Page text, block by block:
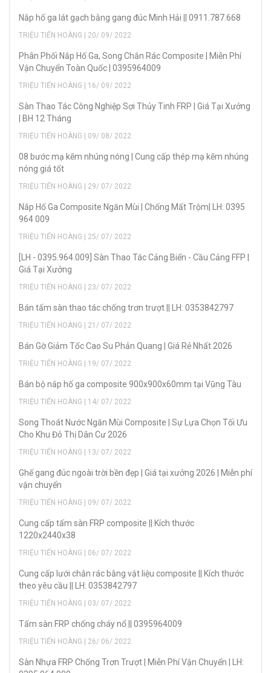
Nắp hố ga lát gạch bằng gang đúc Minh Hải || 0911.787.668
TRIỆU TIẾN HOÀNG | 20/ 09/ 2022
Phân Phối Nắp Hố Ga, Song Chắn Rác Composite | Miễn Phí
Vận Chuyển Toàn Quốc | 0395964009
TRIỆU TIẾN HOÀNG | 16/ 09/ 2022
Sàn Thao Tác Công Nghiệp Sợi Thủy Tinh FRP | Giá Tại Xưởng
| BH 12 Tháng
TRIỆU TIẾN HOÀNG | 09/ 08/ 2022
08 bước mạ kẽm nhúng nóng | Cung cấp thép mạ kẽm nhúng
nóng giá tốt
TRIỆU TIẾN HOÀNG | 29/ 07/ 2022
Nắp Hố Ga Composite Ngăn Mùi | Chống Mất Trộm| LH: 0395
964 009
TRIỆU TIẾN HOÀNG | 25/ 07/ 2022
[LH - 0395.964.009] Sàn Thao Tác Cảng Biển - Cầu Cảng FFP |
Giá Tại Xưởng
TRIỆU TIẾN HOÀNG | 23/ 07/ 2022
Bán tấm sàn thao tác chống trơn trượt || LH: 0353842797
TRIỆU TIẾN HOÀNG | 21/ 07/ 2022
Bán Gờ Giảm Tốc Cao Su Phản Quang | Giá Rẻ Nhất 2026
TRIỆU TIẾN HOÀNG | 19/ 07/ 2022
Bán bộ nắp hố ga composite 900x900x60mm tại Vũng Tàu
TRIỆU TIẾN HOÀNG | 14/ 07/ 2022
Song Thoát Nước Ngăn Mùi Composite | Sự Lựa Chọn Tối Ưu
Cho Khu Đô Thị Dân Cư 2026
TRIỆU TIẾN HOÀNG | 13/ 07/ 2022
Ghế gang đúc ngoài trời bền đẹp | Giá tại xưởng 2026 | Miễn phí
vận chuyển
TRIỆU TIẾN HOÀNG | 09/ 07/ 2022
Cung cấp tấm sàn FRP composite || Kích thước
1220x2440x38
TRIỆU TIẾN HOÀNG | 06/ 07/ 2022
Cung cấp lưới chắn rác bằng vật liệu composite || Kích thước
theo yêu cầu || LH: 0353842797
TRIỆU TIẾN HOÀNG | 03/ 07/ 2022
Tấm sàn FRP chống cháy nổ || 0395964009
TRIỆU TIẾN HOÀNG | 26/ 06/ 2022
Sàn Nhựa FRP Chống Trơn Trượt | Miễn Phí Vận Chuyển | LH: